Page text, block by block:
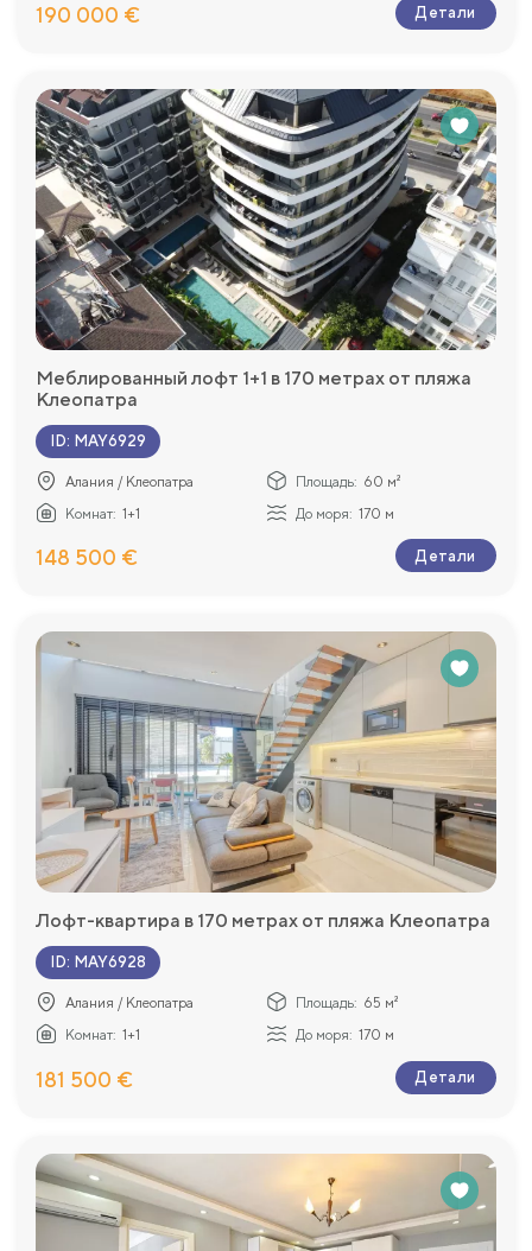
190 000 € Детали
Меблированный лофт 1+1 в 170 метрах от пляжа
Клеопатра
ID: MAY6929
Алания / Клеопатра Площадь: 60 м²
Комнат: 1+1 До моря: 170 м
148 500 € Детали
Лофт-квартира в 170 метрах от пляжа Клеопатра
ID: MAY6928
Алания / Клеопатра Площадь: 65 м²
Комнат: 1+1 До моря: 170 м
181 500 € Детали